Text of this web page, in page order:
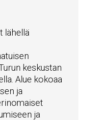
lähellä
keskustan
Alue kokoaa
ja
ja